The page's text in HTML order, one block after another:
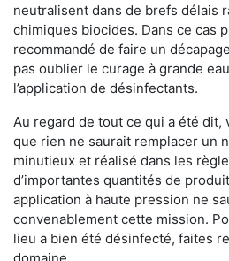
neutralisent dans de brefs délais
chimiques biocides. Dans ce cas
recommandé de faire un
pas oublier le curage à grande
l’application de désinfectants.
Au regard de tout ce qui a été dit,
que rien ne saurait remplacer un
minutieux et réalisé dans les
d’importantes quantités de
application à haute pression ne
convenablement cette mission.
lieu a bien été désinfecté, faites